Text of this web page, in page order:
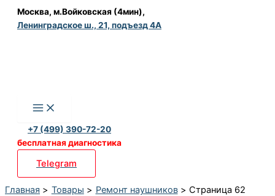
Перейти
Москва, м.Войковская (4мин),
Ленинградское ш., 21, подъезд 4А
+7 (499) 390-72-20
бесплатная диагностика
Telegram
Главная Товары Ремонт наушников Страница 62